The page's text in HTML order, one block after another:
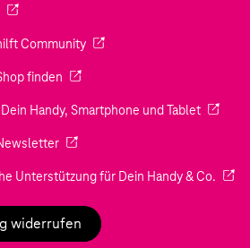
(Wird in einem neuen Tab geöffnet)
Community(Wird in einem neuen Tab
finden (Wird in einem neuen Tab
Handy, Smartphone und Tablet(Wird in
(Wird in einem neuen Tab geöffnet)
Unterstützung für Dein Handy & Co.
widerrufen